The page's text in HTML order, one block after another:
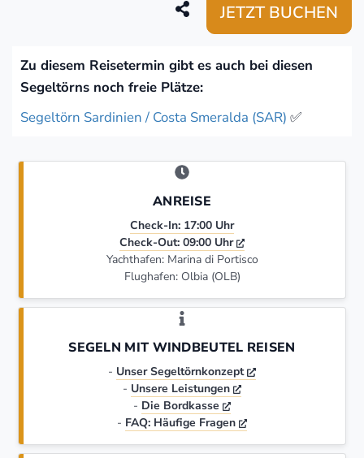
JETZT BUCHEN
Zu diesem Reisetermin gibt es auch bei diesen
Segeltörns noch freie Plätze:
Segeltörn Sardinien / Costa Smeralda (SAR) ✅
ANREISE
Check-In: 17:00 Uhr
Check-Out: 09:00 Uhr
Yachthafen: Marina di Portisco
Flughafen: Olbia (OLB)
SEGELN MIT WINDBEUTEL REISEN
- Unser Segeltörnkonzept
- Unsere Leistungen
- Die Bordkasse
- FAQ: Häufige Fragen